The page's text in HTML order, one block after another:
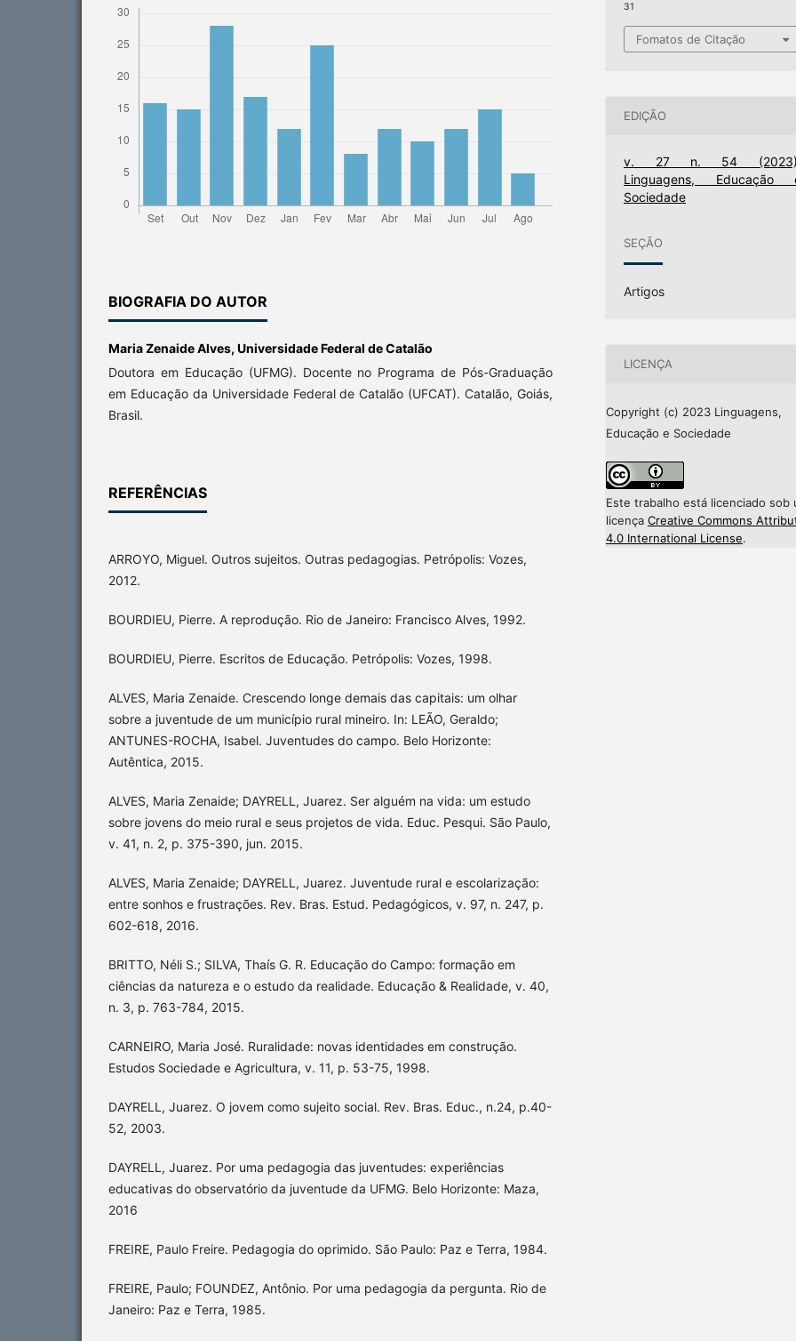
BIOGRAFIA DO AUTOR
Maria Zenaide Alves, Universidade Federal de Catalão
Doutora em Educação (UFMG). Docente no Programa de Pós-Graduação
em Educação da Universidade Federal de Catalão (UFCAT). Catalão, Goiás,
Brasil.
REFERÊNCIAS
ARROYO, Miguel. Outros sujeitos. Outras pedagogias. Petrópolis: Vozes,
2012.
BOURDIEU, Pierre. A reprodução. Rio de Janeiro: Francisco Alves, 1992.
BOURDIEU, Pierre. Escritos de Educação. Petrópolis: Vozes, 1998.
ALVES, Maria Zenaide. Crescendo longe demais das capitais: um olhar
sobre a juventude de um município rural mineiro. In: LEÃO, Geraldo;
ANTUNES-ROCHA, Isabel. Juventudes do campo. Belo Horizonte:
Autêntica, 2015.
ALVES, Maria Zenaide; DAYRELL, Juarez. Ser alguém na vida: um estudo
sobre jovens do meio rural e seus projetos de vida. Educ. Pesqui. São Paulo,
v. 41, n. 2, p. 375-390, jun. 2015.
ALVES, Maria Zenaide; DAYRELL, Juarez. Juventude rural e escolarização:
entre sonhos e frustrações. Rev. Bras. Estud. Pedagógicos, v. 97, n. 247, p.
602-618, 2016.
BRITTO, Néli S.; SILVA, Thaís G. R. Educação do Campo: formação em
ciências da natureza e o estudo da realidade. Educação & Realidade, v. 40,
n. 3, p. 763-784, 2015.
CARNEIRO, Maria José. Ruralidade: novas identidades em construção.
Estudos Sociedade e Agricultura, v. 11, p. 53-75, 1998.
DAYRELL, Juarez. O jovem como sujeito social. Rev. Bras. Educ., n.24, p.40-
52, 2003.
DAYRELL, Juarez. Por uma pedagogia das juventudes: experiências
educativas do observatório da juventude da UFMG. Belo Horizonte: Maza,
2016
FREIRE, Paulo Freire. Pedagogia do oprimido. São Paulo: Paz e Terra, 1984.
FREIRE, Paulo; FOUNDEZ, Antônio. Por uma pedagogia da pergunta. Rio de
Janeiro: Paz e Terra, 1985.
31
Fomatos de Citação
EDIÇÃO
v. 27 n. 54
Linguagens, Educação
Sociedade
SEÇÃO
Artigos
LICENÇA
Copyright (c) 2023 Linguagens,
Educação e Sociedade
Este trabalho está licenciado sob
licença Creative Commons
4.0 International License.